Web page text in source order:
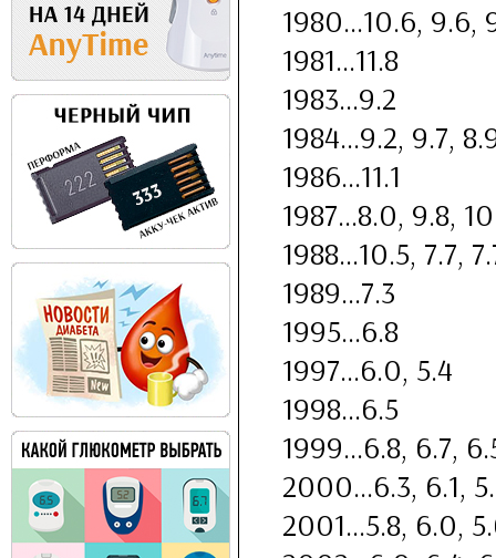
1980...10.6, 9.6,
1981...11.8
1983...9.2
1984...9.2, 9.7,
1986...11.1
1987...8.0, 9.8,
1988...10.5, 7.7,
1989...7.3
1995...6.8
1997...6.0, 5.4
1998...6.5
1999...6.8, 6.7,
2000...6.3, 6.1,
2001...5.8, 6.0,